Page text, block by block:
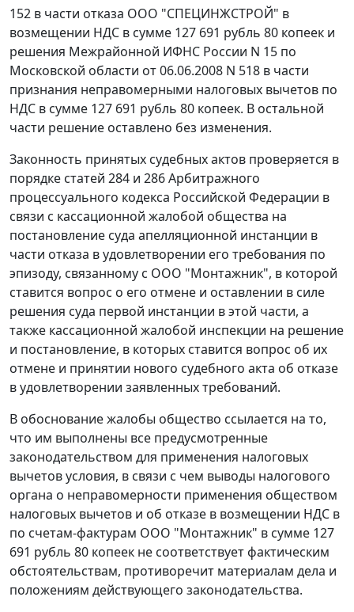
152 в части отказа ООО "СПЕЦИНЖСТРОЙ" в
возмещении НДС в сумме 127 691 рубль 80 копеек и
решения Межрайонной ИФНС России N 15 по
Московской области от 06.06.2008 N 518 в части
признания неправомерными налоговых вычетов по
НДС в сумме 127 691 рубль 80 копеек. В остальной
части решение оставлено без изменения.
Законность принятых судебных актов проверяется в
порядке статей 284 и 286Арбитражного
процессуального кодекса Российской Федерации в
связи с кассационной жалобой общества на
постановление суда апелляционной инстанции в
части отказа в удовлетворении его требования по
эпизоду, связанному с ООО "Монтажник", в которой
ставится вопрос о его отмене и оставлении в силе
решения суда первой инстанции в этой части, а
также кассационной жалобой инспекции на решение
и постановление, в которых ставится вопрос об их
отмене и принятии нового судебного акта об отказе
в удовлетворении заявленных требований.
В обоснование жалобы общество ссылается на то,
что им выполнены все предусмотренные
законодательством для применения налоговых
вычетов условия, в связи с чем выводы налогового
органа о неправомерности применения обществом
налоговых вычетов и об отказе в возмещении НДС в
по счетам-фактурам ООО "Монтажник" в сумме 127
691 рубль 80 копеек не соответствует фактическим
обстоятельствам, противоречит материалам дела и
положениям действующего законодательства.